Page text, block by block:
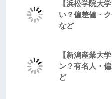
【浜松学院大
い？偏差値・
など
【新潟産業大
ン？有名人・
ど